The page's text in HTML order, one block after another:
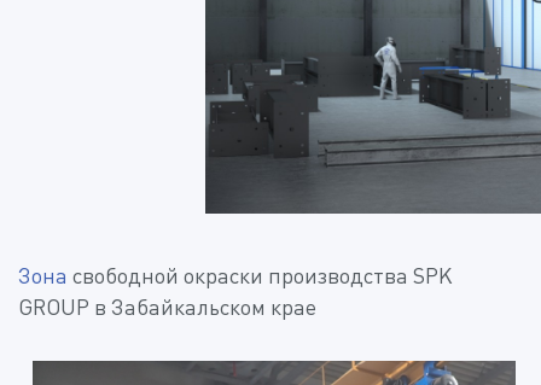
Зона свободной окраски производства SPK
GROUP в Забайкальском крае